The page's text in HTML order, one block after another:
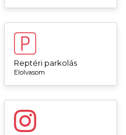
Reptéri parkolás
Elolvasom